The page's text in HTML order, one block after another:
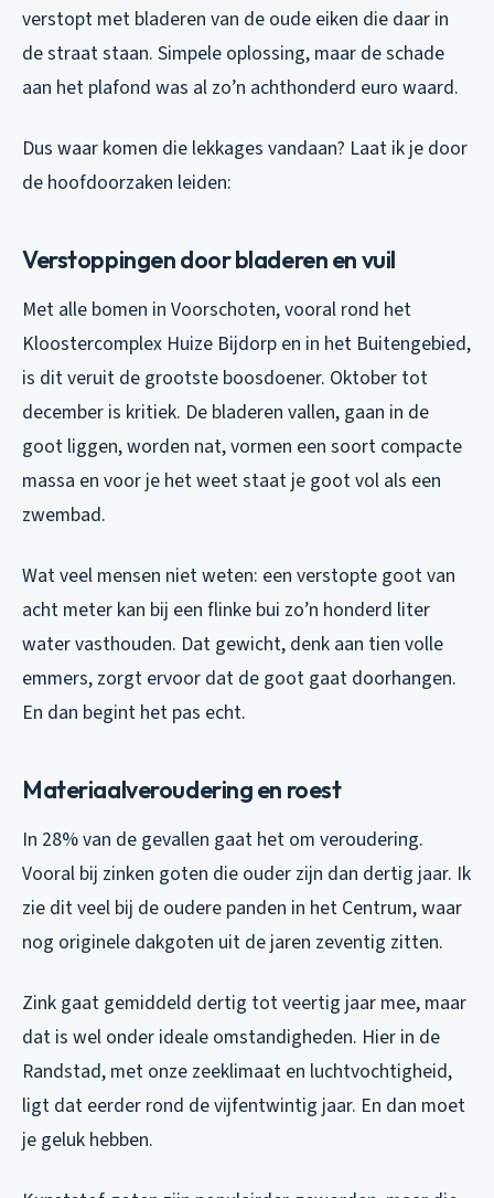
verstopt met bladeren van de oude eiken die daar in
de straat staan. Simpele oplossing, maar de schade
aan het plafond was al zo’n achthonderd euro waard.
Dus waar komen die lekkages vandaan? Laat ik je door
de hoofdoorzaken leiden:
Verstoppingen door bladeren en vuil
Met alle bomen in Voorschoten, vooral rond het
Kloostercomplex Huize Bijdorp en in het Buitengebied,
is dit veruit de grootste boosdoener. Oktober tot
december is kritiek. De bladeren vallen, gaan in de
goot liggen, worden nat, vormen een soort compacte
massa en voor je het weet staat je goot vol als een
zwembad.
Wat veel mensen niet weten: een verstopte goot van
acht meter kan bij een flinke bui zo’n honderd liter
water vasthouden. Dat gewicht, denk aan tien volle
emmers, zorgt ervoor dat de goot gaat doorhangen.
En dan begint het pas echt.
Materiaalveroudering en roest
In 28% van de gevallen gaat het om veroudering.
Vooral bij zinken goten die ouder zijn dan dertig jaar. Ik
zie dit veel bij de oudere panden in het Centrum, waar
nog originele dakgoten uit de jaren zeventig zitten.
Zink gaat gemiddeld dertig tot veertig jaar mee, maar
dat is wel onder ideale omstandigheden. Hier in de
Randstad, met onze zeeklimaat en luchtvochtigheid,
ligt dat eerder rond de vijfentwintig jaar. En dan moet
je geluk hebben.